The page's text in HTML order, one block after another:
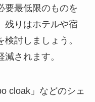
要最低限のものを
残りはホテルや宿
討しましょう。
されます。
cloak」などのシェ